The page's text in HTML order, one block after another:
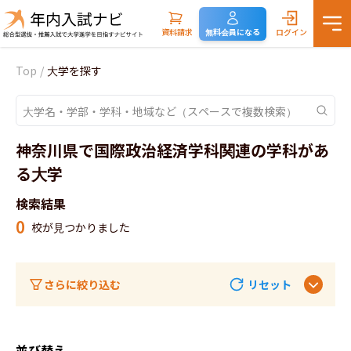
資料請求 無料会員になる ログイン
Top / 大学を探す
神奈川県で国際政治経済学科関連の学科があ
る大学
検索結果
0 校が見つかりました
さらに絞り込む リセット